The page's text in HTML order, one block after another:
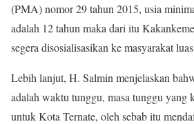
(PMA) nomor 29 tahun 2015, usia
adalah 12 tahun maka dari itu
segera disosialisasikan ke masyarakat
Lebih lanjut, H. Salmin menjelaskan
adalah waktu tunggu, masa tunggu yang
untuk Kota Ternate, oleh sebab itu